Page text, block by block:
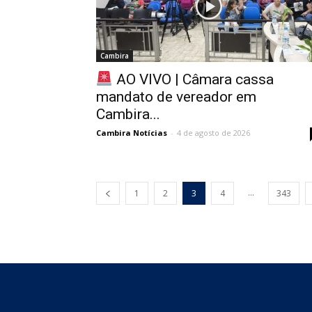
Cambira
AO VIVO | Câmara cassa
mandato de vereador em
Cambira...
Cambira Notícias - 4 de agosto de 2026
1 2 3 4 ... 343